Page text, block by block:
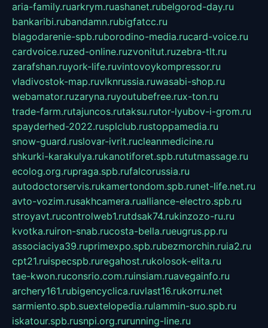
aria-family.ruarkrym.ruashanet.rubelgorod-day.ru
bankaribi.rubandamn.rubigfatcc.ru
blagodarenie-spb.ruborodino-media.rucard-voice.ru
cardvoice.ruzed-online.ruzvonitut.ruzebra-tlt.ru
zarafshan.ruyork-life.ruvintovoykompressor.ru
vladivostok-map.ruvlknrussia.ruwasabi-shop.ru
webamator.ruzaryna.ruyoutubefree.rux-ton.ru
trade-farm.rutajuncos.rutaksu.rutor-lyubov-i-grom.ru
spayderhed-2022.rusplclub.rustoppamedia.ru
snow-guard.ruslovar-ivrit.rucleanmedicine.ru
shkurki-karakulya.rukanotiforet.spb.rututmassage.ru
ecolog.org.rupraga.spb.rufalcorussia.ru
autodoctorservis.rukamertondom.spb.runet-life.net.ru
avto-vozim.rusakhcamera.rualliance-electro.spb.ru
stroyavt.rucontrolweb1.rutdsak74.rukinzozo-ru.ru
kvotka.ruiron-snab.rucosta-bella.rueugrus.pp.ru
associaciya39.ruprimexpo.spb.rubezmorchin.ruia2.ru
cpt21.ruispecspb.ruregahost.rukolosok-elita.ru
tae-kwon.ruconsrio.com.ruinsiam.ruavegainfo.ru
archery161.rubigencyclica.ruvlast16.rukorru.net
sarmiento.spb.suextelopedia.rulammin-suo.spb.ru
iskatour.spb.rusnpi.org.rurunning-line.ru